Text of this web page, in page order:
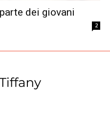
dei giovani
2